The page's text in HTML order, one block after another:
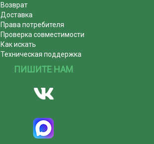
Возврат
Доставка
Права потребителя
Проверка совместимости
Как искать
Техническая поддержка
ПИШИТЕ НАМ